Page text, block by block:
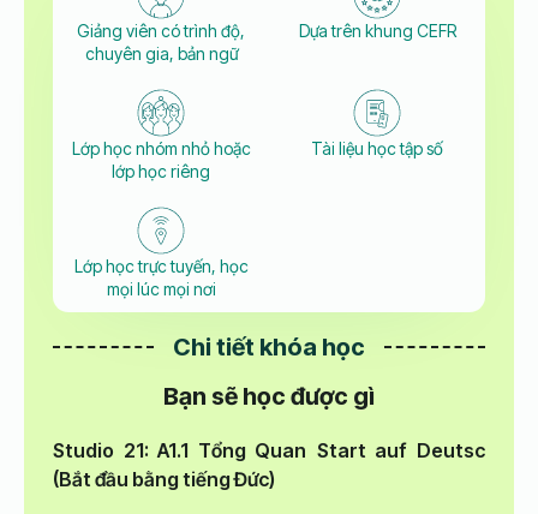
Giảng viên có trình độ,
chuyên gia, bản ngữ
Dựa trên khung CEFR
Lớp học nhóm nhỏ hoặc
lớp học riêng
Tài liệu học tập số
Lớp học trực tuyến, học
mọi lúc mọi nơi
Chi tiết khóa học
Bạn sẽ học được gì
Studio 21: A1.1 Tổng Quan Start auf Deutsc
(Bắt đầu bằng tiếng Đức)